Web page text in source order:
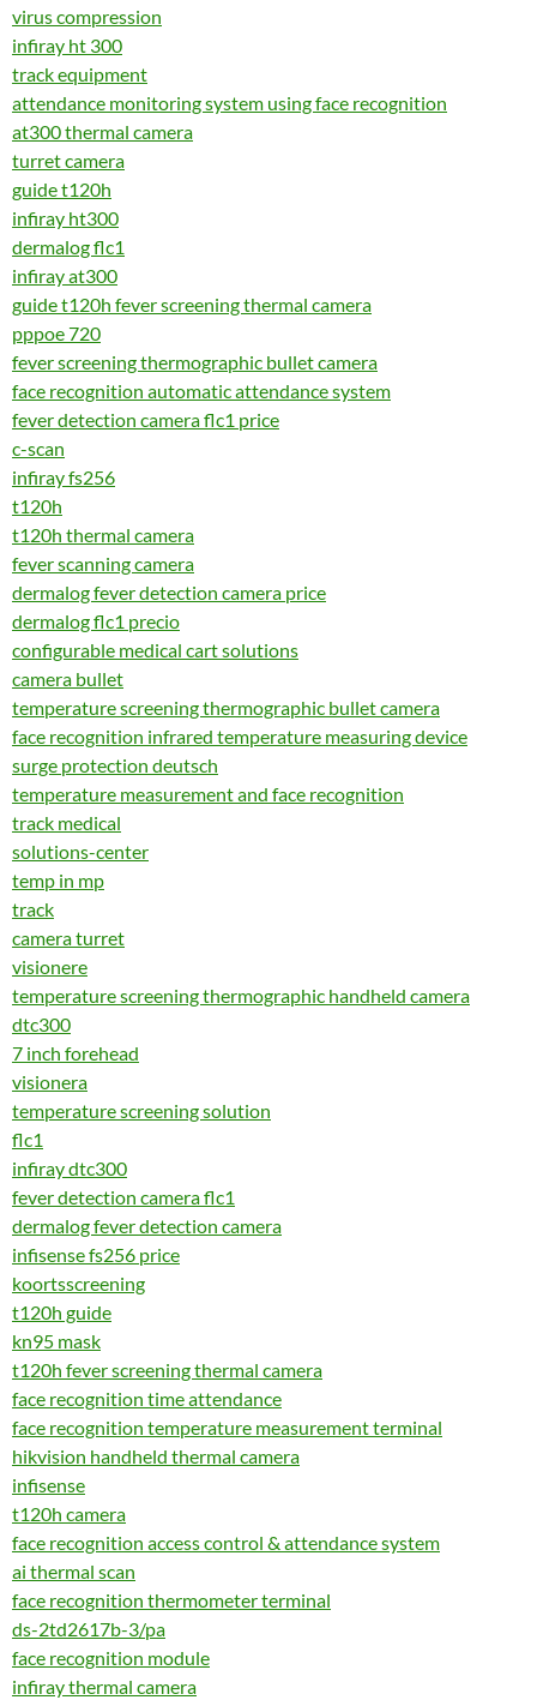
virus compression
infiray ht 300
track equipment
attendance monitoring system using face recognition
at300 thermal camera
turret camera
guide t120h
infiray ht300
dermalog flc1
infiray at300
guide t120h fever screening thermal camera
pppoe 720
fever screening thermographic bullet camera
face recognition automatic attendance system
fever detection camera flc1 price
c-scan
infiray fs256
t120h
t120h thermal camera
fever scanning camera
dermalog fever detection camera price
dermalog flc1 precio
configurable medical cart solutions
camera bullet
temperature screening thermographic bullet camera
face recognition infrared temperature measuring device
surge protection deutsch
temperature measurement and face recognition
track medical
solutions-center
temp in mp
track
camera turret
visionere
temperature screening thermographic handheld camera
dtc300
7 inch forehead
visionera
temperature screening solution
flc1
infiray dtc300
fever detection camera flc1
dermalog fever detection camera
infisense fs256 price
koortsscreening
t120h guide
kn95 mask
t120h fever screening thermal camera
face recognition time attendance
face recognition temperature measurement terminal
hikvision handheld thermal camera
infisense
t120h camera
face recognition access control & attendance system
ai thermal scan
face recognition thermometer terminal
ds-2td2617b-3/pa
face recognition module
infiray thermal camera